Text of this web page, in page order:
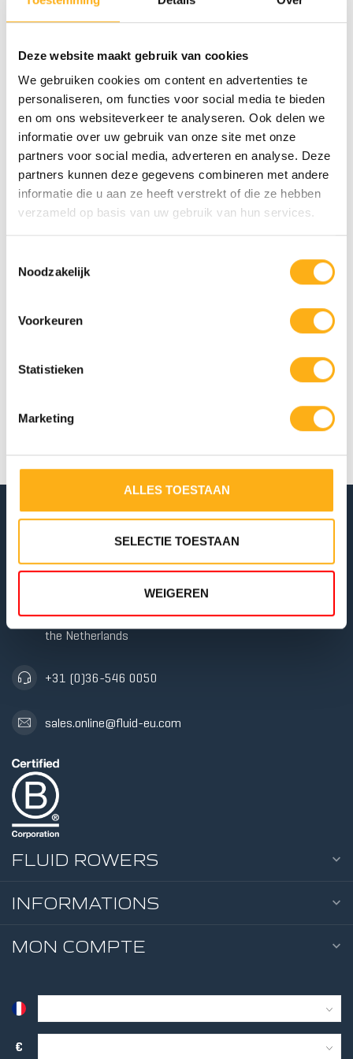
Deze website maakt gebruik van cookies
We gebruiken cookies om content en advertenties te
personaliseren, om functies voor social media te bieden
en om ons websiteverkeer te analyseren. Ook delen we
informatie over uw gebruik van onze site met onze
partners voor social media, adverteren en analyse. Deze
partners kunnen deze gegevens combineren met andere
informatie die u aan ze heeft verstrekt of die ze hebben
verzameld op basis van uw gebruik van hun services.
Noodzakelijk
Voorkeuren
Statistieken
Marketing
ALLES TOESTAAN
SELECTIE TOESTAAN
WEIGEREN
ACIER
ACIER/
4 NIVEAUX
10
EXPERIENCE
FLUID
FLUID
Dans un Fluid
Experience
Store, vous
trouverez la plus
grande sélection
de rameurs
Fluid. Laissez-
vous inspirer et
spécialistes et
l'expérience de
Un distributeur
Fluid dispose
d'un certain
nombre de
rameurs Fluid
dans sa salle
d'exposition. Sur
demande, tous
Il n'y a pas de
revendeur dans
votre pays ?
Contactez alors
le distributeur
Fluid du pays
concerné pour
sur les
magasins
1311 XE Almere
the Netherlands
+31 (0)36-546 0050
sales.online@fluid-eu.com
FLUID ROWERS
INFORMATIONS
MON COMPTE
€